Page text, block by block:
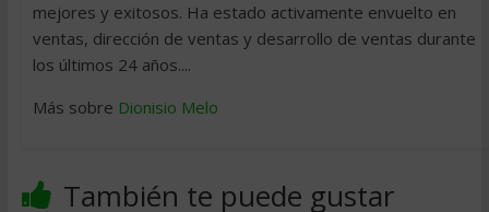
mejores y exitosos. Ha estado activamente envuelto en
ventas, dirección de ventas y desarrollo de ventas durante
los últimos 24 años....
Más sobre Dionisio Melo
También te puede gustar